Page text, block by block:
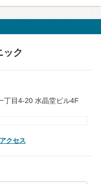
ック
丁目4-20 水晶堂ビル4F
クセス